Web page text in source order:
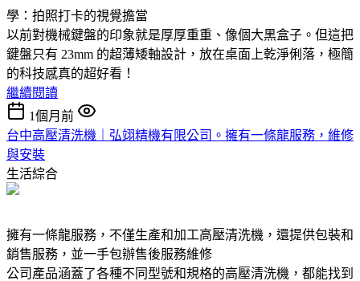
學：拍照打卡的視覺擔當
以前對機械鍵盤的印象就是厚厚重重、像個大黑盒子。但這把
鍵盤只有 23mm 的超薄矮軸設計，放在桌面上乾淨俐落，極簡
的科技感真的超好看！
繼續閱讀
1個月前
台中高壓清洗機｜弘翊精機有限公司。擁有一條龍服務，維修
與安裝
生活綜合
擁有一條龍服務，不僅生產和加工高壓清洗機，還提供包裝和
銷售服務，並一手包辦售後服務維修
公司產品涵蓋了各種不同型號和規格的高壓清洗機，都能找到